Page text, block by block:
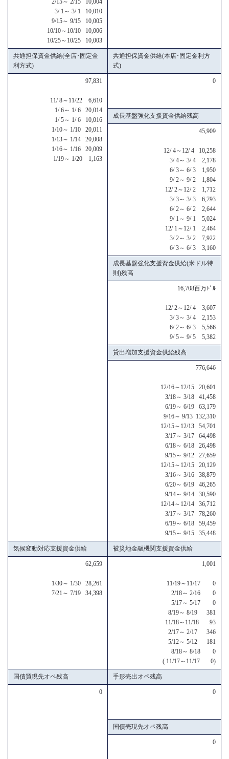
2/15～ 2/15 10,004
3/ 1～ 3/ 1 10,010
9/15～ 9/15 10,005
10/10～10/10 10,006
10/25～10/25 10,003
共通担保資金供給(全店･固定金
利方式)
共通担保資金供給(本店･固定金利方
式)
97,831
11/ 8～11/22 6,610
1/ 6～ 1/ 6 20,014
1/ 5～ 1/ 6 10,016
1/10～ 1/10 20,011
1/13～ 1/14 20,008
1/16～ 1/16 20,009
1/19～ 1/20 1,163
0
成長基盤強化支援資金供給残高
45,909
12/ 4～12/ 4 10,258
3/ 4～ 3/ 4 2,178
6/ 3～ 6/ 3 1,950
9/ 2～ 9/ 2 1,804
12/ 2～12/ 2 1,712
3/ 3～ 3/ 3 6,793
6/ 2～ 6/ 2 2,644
9/ 1～ 9/ 1 5,024
12/ 1～12/ 1 2,464
3/ 2～ 3/ 2 7,922
6/ 3～ 6/ 3 3,160
成長基盤強化支援資金供給(米ドル特
則)残高
16,708百万ﾄﾞﾙ
12/ 2～12/ 4 3,607
3/ 3～ 3/ 4 2,153
6/ 2～ 6/ 3 5,566
9/ 5～ 9/ 5 5,382
貸出増加支援資金供給残高
776,646
12/16～12/15 20,601
3/18～ 3/18 41,458
6/19～ 6/19 63,179
9/16～ 9/13 132,310
12/15～12/13 54,701
3/17～ 3/17 64,498
6/18～ 6/18 26,498
9/15～ 9/12 27,659
12/15～12/15 20,129
3/16～ 3/16 38,879
6/20～ 6/19 46,265
9/14～ 9/14 30,590
12/14～12/14 36,712
3/17～ 3/17 78,260
6/19～ 6/18 59,459
9/15～ 9/15 35,448
気候変動対応支援資金供給 被災地金融機関支援資金供給
62,659
1/30～ 1/30 28,261
7/21～ 7/19 34,398
1,001
11/19～11/17 0
2/18～ 2/16 0
5/17～ 5/17 0
8/19～ 8/19 381
11/18～11/18 93
2/17～ 2/17 346
5/12～ 5/12 181
8/18～ 8/18 0
( 11/17～11/17 0)
国債買現先オペ残高 手形売出オペ残高
0 0
国債売現先オペ残高
0